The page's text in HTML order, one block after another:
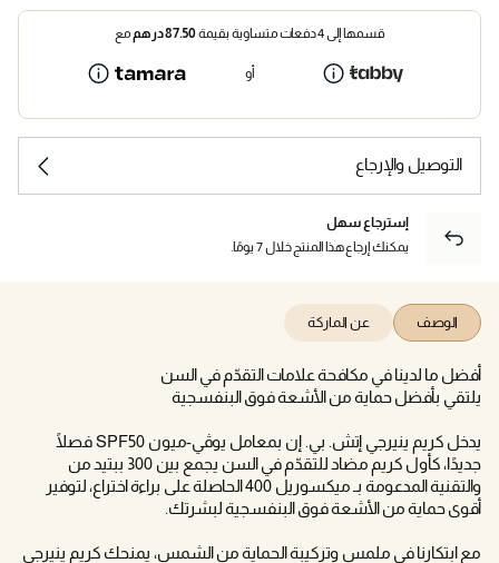
قسمها إلى 4 دفعات متساوية بقيمة 87.50درهممع
أو
التوصيل والإرجاع
إسترجاع سهل
يمكنك إرجاع هذا المنتج خلال 7 يومًا.
الوصف عن الماركة
أفضل ما لدينا في مكافحة علامات التقدّم في السن
يلتقي بأفضل حماية من الأشعة فوق البنفسجية
يدخل كريم ينيرجي إتش. بي. إن بمعامل يوڤي-ميون SPF50 فصلًا
جديدًا، كأول كريم مضاد للتقدّم في السن يجمع بين 300 ببتيد من
والتقنية المدعومة بـ ميكسوريل 400 الحاصلة على براءة اختراع، لتوفير
أقوى حماية من الأشعة فوق البنفسجية لبشرتك.
مع ابتكارنا في ملمس وتركيبة الحماية من الشمس، يمنحك كريم ينيرجي